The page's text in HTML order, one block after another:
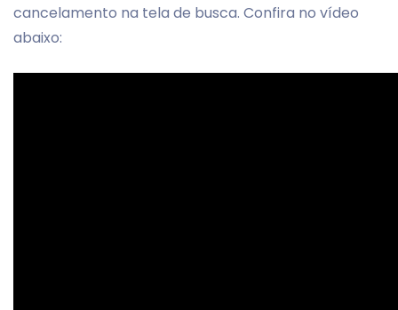
cancelamento na tela de busca. Confira no vídeo
abaixo: